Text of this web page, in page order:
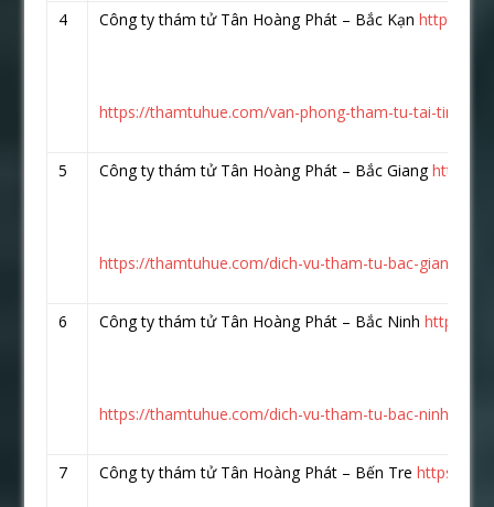
4 Công ty thám tử Tân Hoàng Phát – Bắc Kạnhttps://
https://thamtuhue.com/van-phong-tham-tu-tai-tinh-
5 Công ty thám tử Tân Hoàng Phát – Bắc Gianghttps://
https://thamtuhue.com/dich-vu-tham-tu-bac-giang-uy-
6 Công ty thám tử Tân Hoàng Phát – Bắc Ninhhttps://
https://thamtuhue.com/dich-vu-tham-tu-bac-ninh-uy-
7 Công ty thám tử Tân Hoàng Phát – Bến Trehttps://